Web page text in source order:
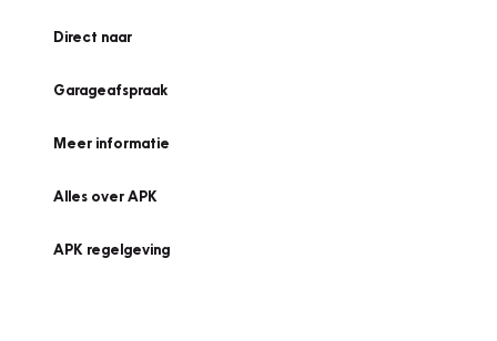
Direct naar
Garageafspraak
Meer informatie
Alles over APK
APK regelgeving